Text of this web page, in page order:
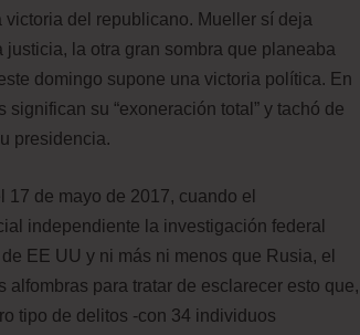
del republicano. Mueller sí deja
la otra gran sombra que planeaba
domingo supone una victoria política. En
su “exoneración total” y tachó de
presidencia.
de mayo de 2017, cuando el
independiente la investigación federal
EE UU y ni más ni menos que Rusia, el
para tratar de esclarecer esto que,
tipo de delitos -con 34 individuos